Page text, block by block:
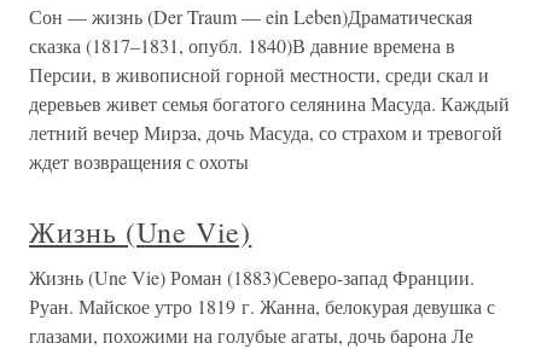
Сон — жизнь (Der Traum — ein Leben)Драматическая
сказка (1817–1831, опубл. 1840)В давние времена в
Персии, в живописной горной местности, среди скал и
деревьев живет семья богатого селянина Масуда. Каждый
летний вечер Мирза, дочь Масуда, со страхом и тревогой
ждет возвращения с охоты
Жизнь (Une Vie)
Жизнь (Une Vie) Роман (1883)Северо-запад Франции.
Руан. Майское утро 1819 г. Жанна, белокурая девушка с
глазами, похожими на голубые агаты, дочь барона Ле